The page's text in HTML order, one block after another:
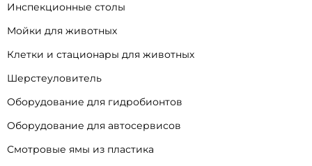
Инспекционные столы
Мойки для животных
Клетки и стационары для животных
Шерстеуловитель
Оборудование для гидробионтов
Оборудование для автосервисов
Смотровые ямы из пластика